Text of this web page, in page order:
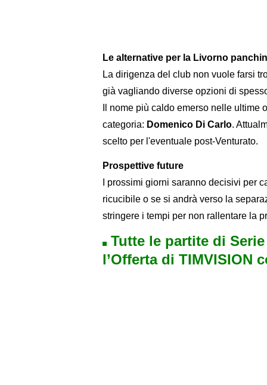
Le alternative per la Livorno
La dirigenza del club non vuole farsi
già vagliando diverse opzioni di
Il nome più caldo emerso nelle
categoria: Domenico Di Carlo.
scelto per l'eventuale post-Venturato.
Prospettive future
I prossimi giorni saranno decisivi per
ricucibile o se si andrà verso la
stringere i tempi per non rallentare la
Tutte le partite di
l’Offerta di TIMVISION